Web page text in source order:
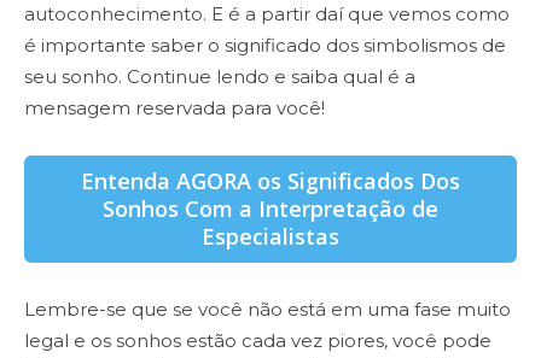
autoconhecimento. E é a partir daí que vemos como
é importante saber o significado dos simbolismos de
seu sonho. Continue lendo e saiba qual é a
mensagem reservada para você!
Entenda AGORA os Significados Dos
Sonhos Com a Interpretação de
Especialistas
Lembre-se que se você não está em uma fase muito
legal e os sonhos estão cada vez piores, você pode